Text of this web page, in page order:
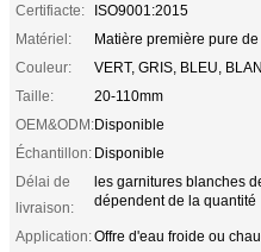
Certifiacte:
ISO9001:2015
Matériel:
Matière première pure de
Couleur:
VERT, GRIS, BLEU,
Taille:
20-110mm
OEM&ODM:Disponible
Échantillon: Disponible
Délai de
livraison:
les garnitures blanches
dépendent de la quantité
Application:Offre d'eau froide ou